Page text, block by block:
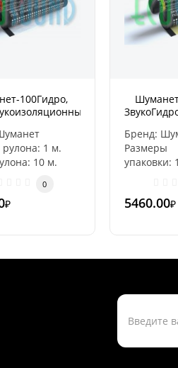
100Гидро,
5мм
1 м.
10 м.
0
₽
Бренд:
Размеры
упаковки:
5460.00₽